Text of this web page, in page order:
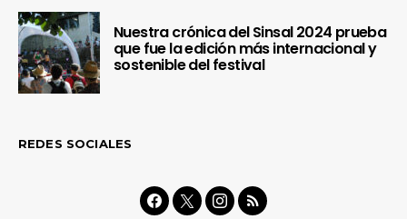
Nuestra crónica del Sinsal 2024 prueba
que fue la edición más internacional y
sostenible del festival
REDES SOCIALES